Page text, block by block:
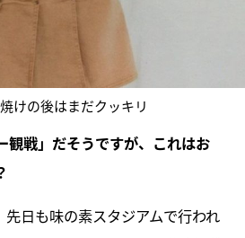
けの後はまだクッキリ
戦」だそうですが、これはお
先日も味の素スタジアムで行われ